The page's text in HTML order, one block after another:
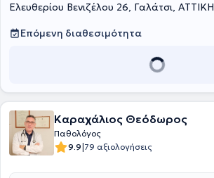
Ελευθερίου Βενιζέλου 26, Γαλάτσι, ΑΤΤΙΚΗ
Επόμενη διαθεσιμότητα
Καραχάλιος Θεόδωρος
Παθολόγος
9.9|79 αξιολογήσεις